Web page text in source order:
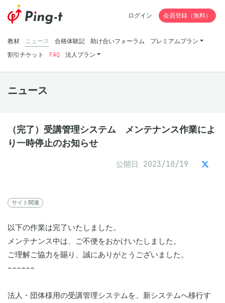
教材 ニュース 合格体験記 助け合いフォーラム
プレミアムプラン
割引チケット
FAQ 法人プラン
ログイン 会員登録（無料）
ニュース
（完了）受講管理システム メンテナンス作業によ
り一時停止のお知らせ
公開日 2023/10/19
サイト関連
以下の作業は完了いたしました。
メンテナンス中は、ご不便をおかけいたしました。
ご理解ご協力を賜り、誠にありがとうございました。
------
法人・団体様用の受講管理システムを、新システムへ移行す